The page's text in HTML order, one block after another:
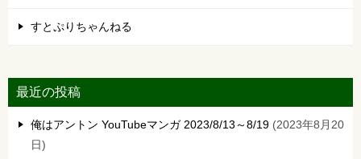
すとぷりちゃんねる
最近の投稿
俺はアントン YouTubeマンガ 2023/8/13～8/19 2023年8月20
日